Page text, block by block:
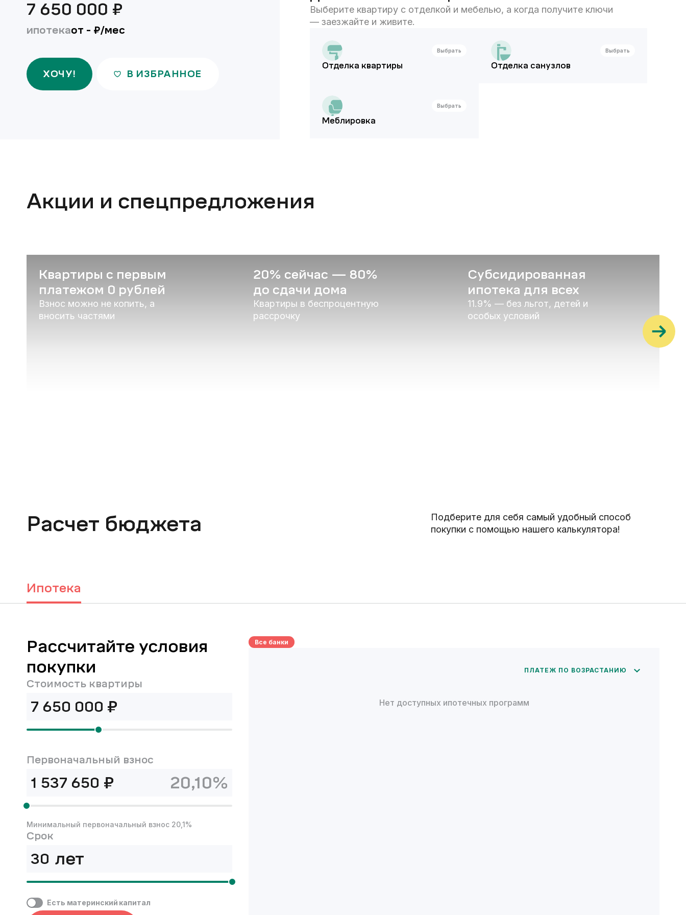
7 650 000 ₽
ипотекаот - ₽/мес
ХОЧУ! В ИЗБРАННОЕ
Выберите квартиру с отделкой и мебелью, а когда получите ключи
— заезжайте и живите.
Выбрать
Отделка квартиры
Выбрать
Отделка санузлов
Выбрать
Меблировка
Акции и спецпредложения
Квартиры с первым
платежом 0 рублей
Взнос можно не копить, а
вносить частями
20% сейчас — 80%
до сдачи дома
Квартиры в беспроцентную
рассрочку
Субсидированная
ипотека для всех
11.9% — без льгот, детей и
особых условий
Расчет бюджета
Подберите для себя самый удобный способ
покупки с помощью нашего калькулятора!
Ипотека
Рассчитайте условия
покупки
Стоимость квартиры
₽
Первоначальный взнос
₽ 20,10%
Минимальный первоначальный взнос 20,1%
Срок
лет
Есть материнский капитал
Все банки
ПЛАТЕЖ ПО ВОЗРАСТАНИЮ
Нет доступных ипотечных программ